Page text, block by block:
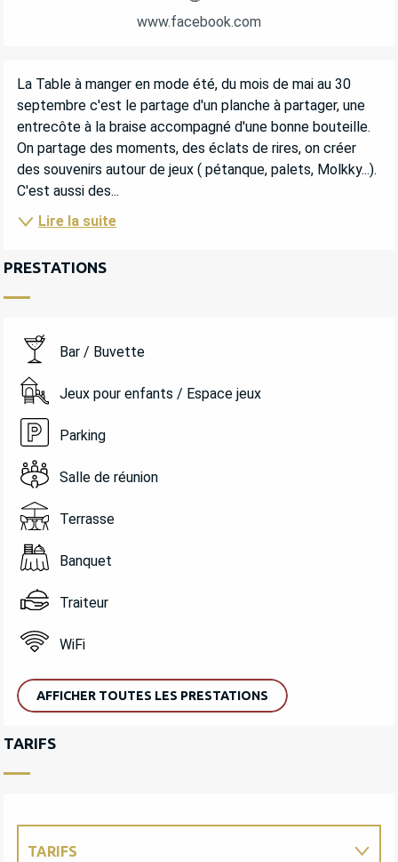
www.facebook.com
DESCRIPTION
La Table à manger en mode été, du mois de mai au 30
septembre c'est le partage d'un planche à partager, une
entrecôte à la braise accompagné d'une bonne bouteille.
On partage des moments, des éclats de rires, on créer
des souvenirs autour de jeux ( pétanque, palets, Molkky...).
C'est aussi des...
Lire la suite
PRESTATIONS
Bar / Buvette
Jeux pour enfants / Espace jeux
Parking
Salle de réunion
Terrasse
Banquet
Traiteur
WiFi
AFFICHER TOUTES LES PRESTATIONS
TARIFS
TARIFS